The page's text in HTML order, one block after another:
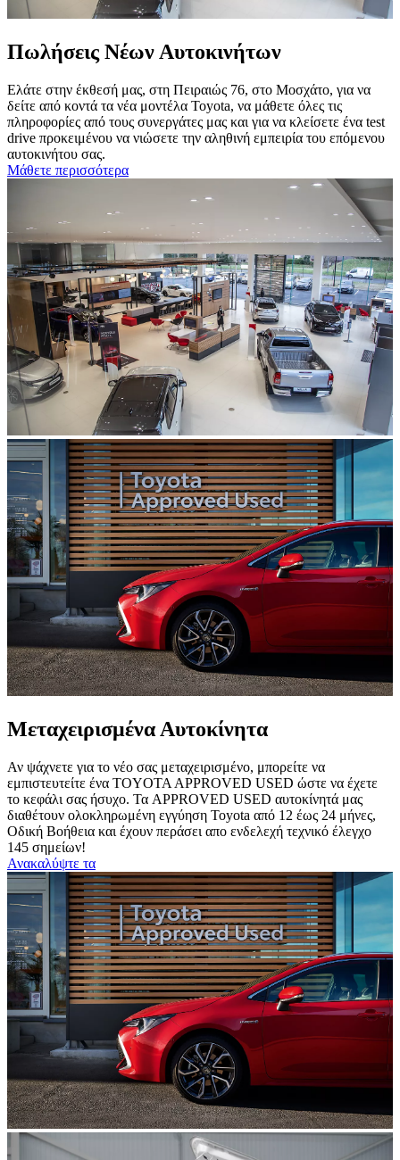
Πωλήσεις Νέων Αυτοκινήτων
Ελάτε στην έκθεσή μας, στη Πειραιώς 76, στο Μοσχάτο, για να
δείτε από κοντά τα νέα μοντέλα Toyota, να μάθετε όλες τις
πληροφορίες από τους συνεργάτες μας και για να κλείσετε ένα test
drive προκειμένου να νιώσετε την αληθινή εμπειρία του επόμενου
αυτοκινήτου σας.
Μάθετε περισσότερα
Μεταχειρισμένα Αυτοκίνητα
Αν ψάχνετε για το νέο σας μεταχειρισμένο, μπορείτε να
εμπιστευτείτε ένα TOYOTA APPROVED USED ώστε να έχετε
το κεφάλι σας ήσυχο. Τα APPROVED USED αυτοκίνητά μας
διαθέτουν ολοκληρωμένη εγγύηση Toyota από 12 έως 24 μήνες,
Οδική Βοήθεια και έχουν περάσει απο ενδελεχή τεχνικό έλεγχο
145 σημείων!
Ανακαλύψτε τα